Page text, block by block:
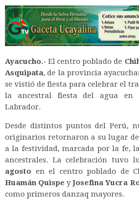
Ayacucho.-El centro poblado de
Asquipata, de la provincia
se vistió de fiesta para celebrar el
la ancestral fiesta del agua en
Labrador.
Desde distintos puntos del Perú,
originarios retornaron a su lugar
a la festividad, marcada por la fe,
ancestrales. La celebración tuvo
agosto en el centro poblado de
Huamán Quispe yJosefina Yucra
como primeros danzaq mayores.